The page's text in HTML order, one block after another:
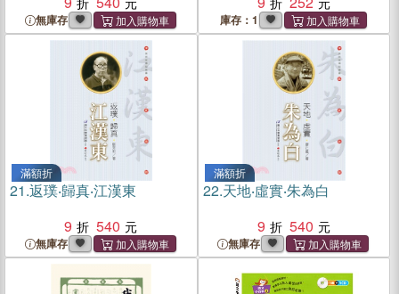
無庫存 庫存：1
滿額折
21.返璞‧歸真‧江漢東
9
540
無庫存
滿額折
22.天地‧虛實‧朱為白
9
540
無庫存